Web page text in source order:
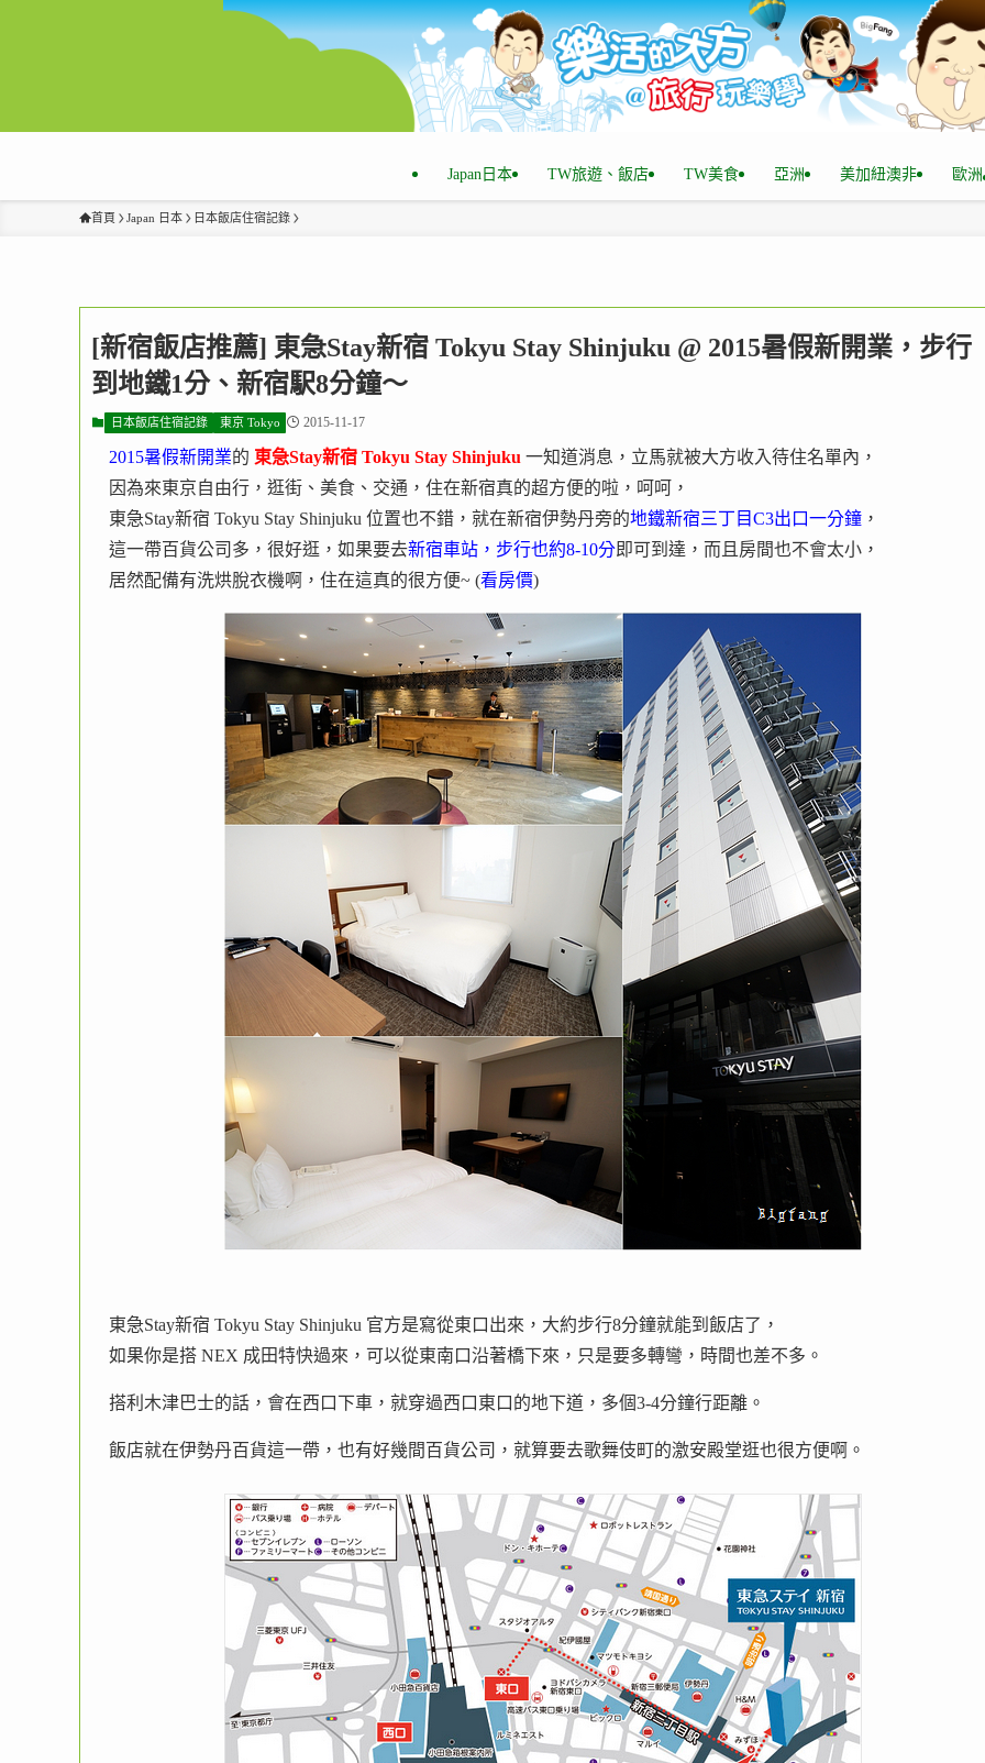
Japan日本 TW旅遊、飯店 TW美食 亞洲 美加紐澳非 歐洲
首頁 Japan 日本 日本飯店住宿記錄
[新宿飯店推薦] 東急Stay新宿 Tokyu Stay Shinjuku @ 2015暑假新開業，步行
到地鐵1分、新宿駅8分鐘～
日本飯店住宿記錄 東京 Tokyo 2015-11-17
2015暑假新開業的 東急Stay新宿 Tokyu Stay Shinjuku 一知道消息，立馬就被大方收入待住名單內，
因為來東京自由行，逛街、美食、交通，住在新宿真的超方便的啦，呵呵，
東急Stay新宿 Tokyu Stay Shinjuku 位置也不錯，就在新宿伊勢丹旁的地鐵新宿三丁目C3出口一分鐘 ，
這一帶百貨公司多，很好逛，如果要去新宿車站，步行也約8-10分即可到達，而且房間也不會太小，
居然配備有洗烘脫衣機啊，住在這真的很方便~ (看房價)
東急Stay新宿 Tokyu Stay Shinjuku 官方是寫從東口出來，大約步行8分鐘就能到飯店了，
如果你是搭 NEX 成田特快過來，可以從東南口沿著橋下來，只是要多轉彎，時間也差不多。
搭利木津巴士的話，會在西口下車，就穿過西口東口的地下道，多個3-4分鐘行距離。
飯店就在伊勢丹百貨這一帶，也有好幾間百貨公司，就算要去歌舞伎町的激安殿堂逛也很方便啊。